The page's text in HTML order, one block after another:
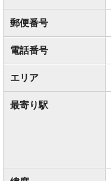
郵便番号
電話番号
エリア
最寄り駅